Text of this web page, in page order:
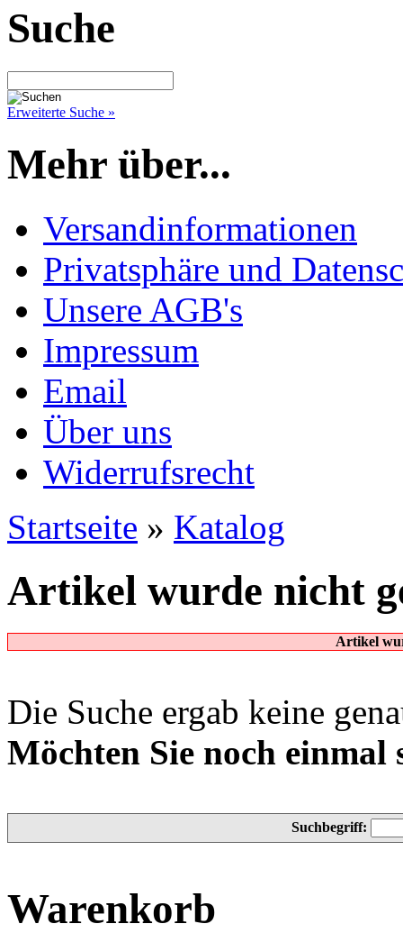
Suche
Erweiterte Suche »
Mehr über...
Versandinformationen
Privatsphäre und
Unsere AGB's
Impressum
Email
Über uns
Widerrufsrecht
Startseite » Katalog
Artikel wurde nicht
Artikel
Die Suche ergab keine
Möchten Sie noch einmal
Suchbegriff:
Warenkorb